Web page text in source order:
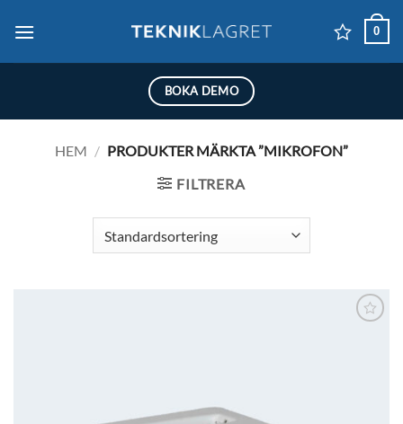
0
BOKA DEMO
HEM / PRODUKTER MÄRKTA ”MIKROFON”
FILTRERA